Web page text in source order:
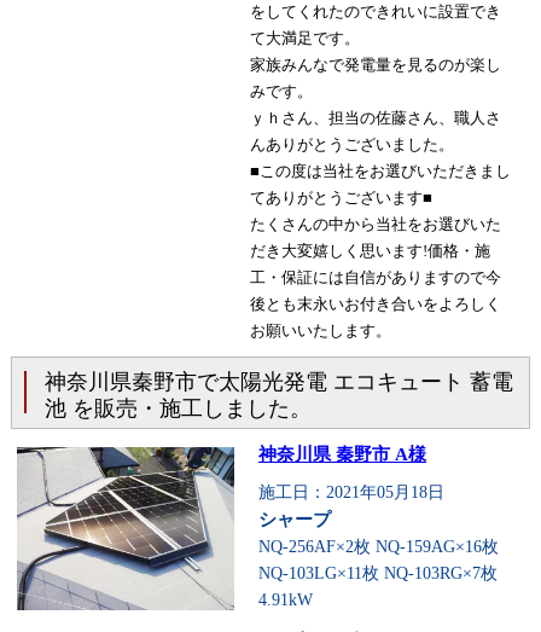
をしてくれたのできれいに設置でき
て大満足です。
家族みんなで発電量を見るのが楽し
みです。
ｙｈさん、担当の佐藤さん、職人さ
んありがとうございました。
■この度は当社をお選びいただきまし
てありがとうございます■
たくさんの中から当社をお選びいた
だき大変嬉しく思います!価格・施
工・保証には自信がありますので今
後とも末永いお付き合いをよろしく
お願いいたします。
神奈川県秦野市で太陽光発電 エコキュート 蓄電
池 を販売・施工しました。
神奈川県 秦野市 A様
施工日：2021年05月18日
シャープ
NQ-256AF×2枚 NQ-159AG×16枚
NQ-103LG×11枚 NQ-103RG×7枚
4.91kW